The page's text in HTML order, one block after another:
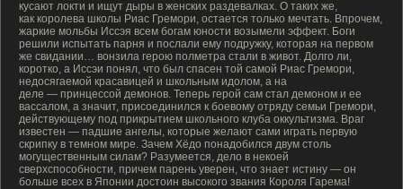
кусают локти и ищут дыры в женских раздевалках. О таких же,
как королева школы Риас Гремори, остается только мечтать. Впрочем,
жаркие мольбы Иссэя всем богам юности возымели эффект. Боги
решили испытать парня и послали ему подружку, которая на первом
же свидании… вонзила герою полметра стали в живот. Долго ли,
коротко, а Иссэи понял, что был спасен той самой Риас Гремори,
недосягаемой красавицей и школьным идолом, а на
деле — принцессой демонов. Теперь герой сам стал демоном и ее
вассалом, а значит, присоединился к боевому отряду семьи Гремори,
действующему под прикрытием школьного клуба оккультизма. Враг
известен — падшие ангелы, которые желают сами играть первую
скрипку в темном мире. Зачем Хёдо понадобился двум столь
могущественным силам? Разумеется, дело в некоей
сверхспособности, причем парень уверен, что знает истину — он
больше всех в Японии достоин высокого звания Короля Гарема!